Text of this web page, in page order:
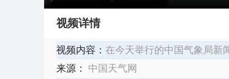
视频详情
视频内容： 在今天举行的中国气象局新
来源：
中国天气网